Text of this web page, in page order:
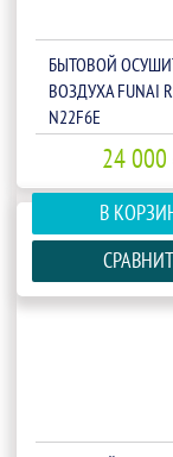
БЫТОВОЙ
ВОЗДУХА FUNAI
N22F6E
24 000
В